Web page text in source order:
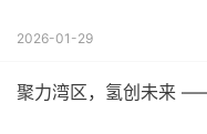
2026-01-29
聚力湾区，氢创未来